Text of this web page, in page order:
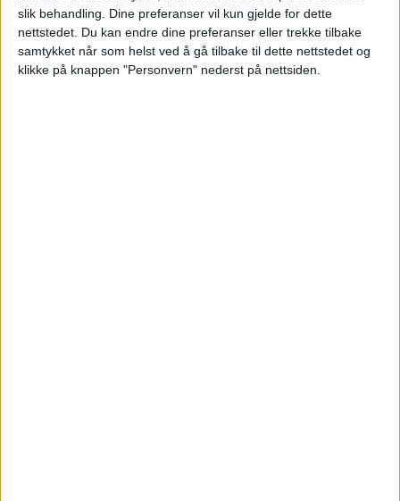
slik behandling. Dine preferanser vil kun gjelde for dette
nettstedet. Du kan endre dine preferanser eller trekke tilbake
samtykket når som helst ved å gå tilbake til dette nettstedet og
klikke på knappen "Personvern" nederst på nettsiden.
Vi har sett at psykiske utfordringer blant
unge er et voksende helseproblem de
siste årene. Med pandemien har det fått